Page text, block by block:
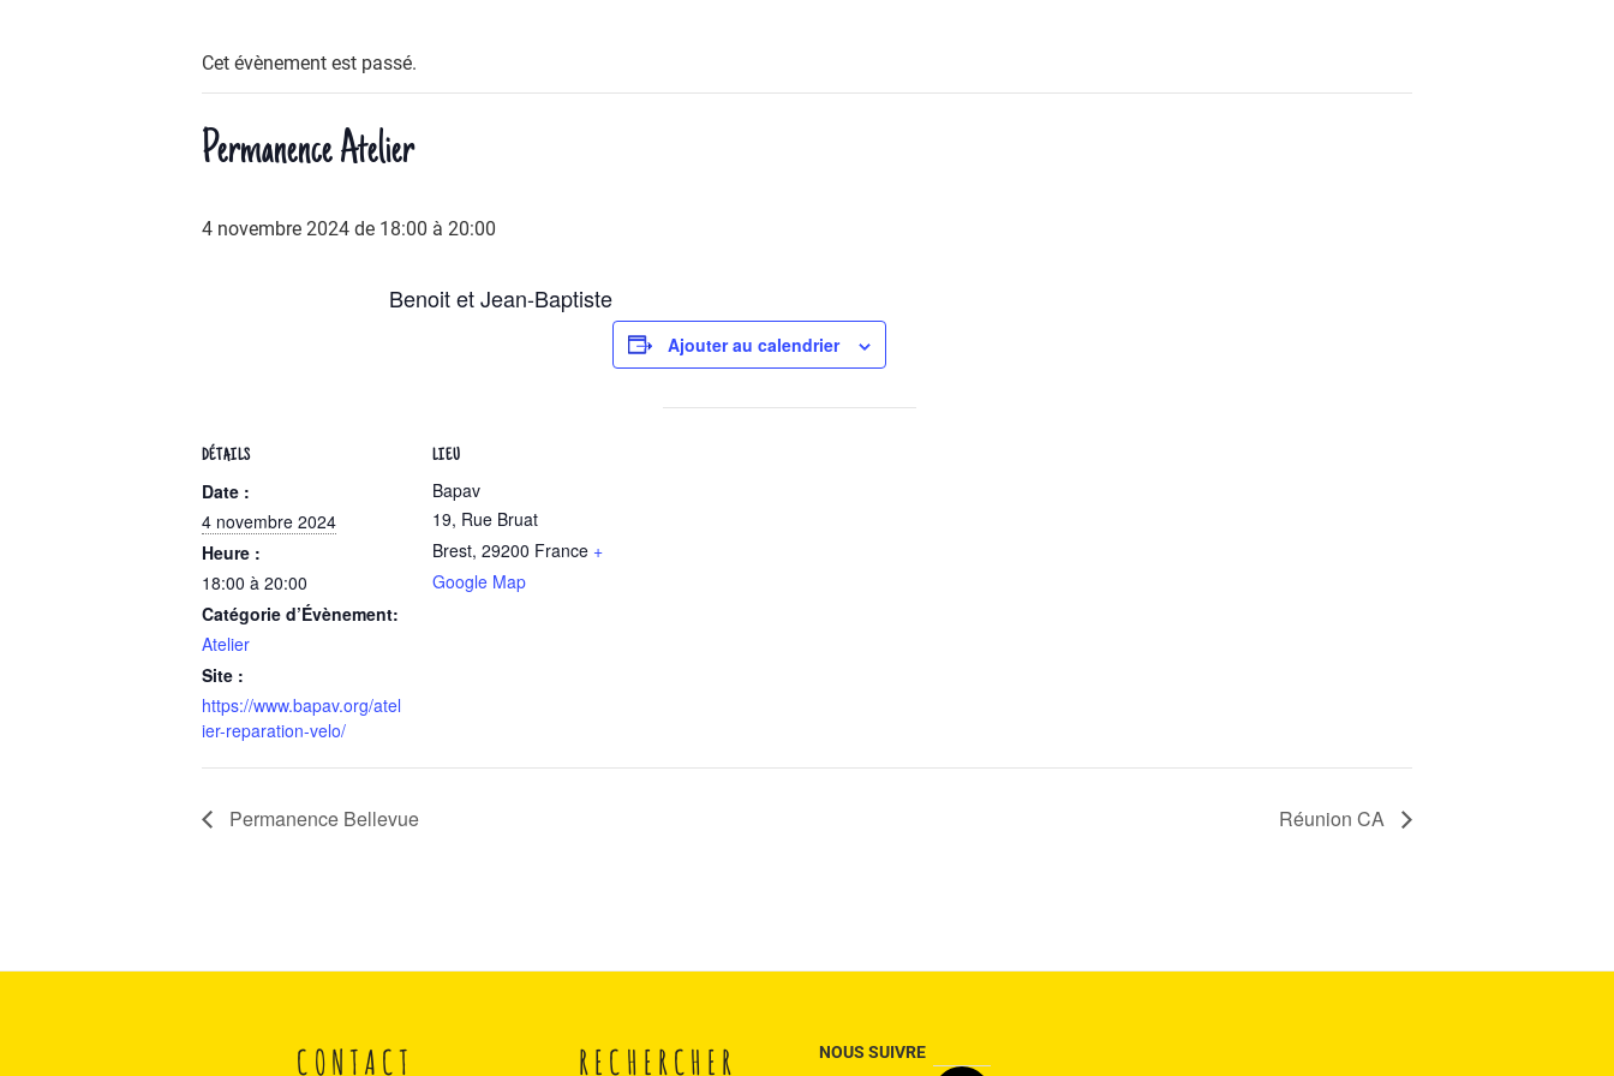
Cet évènement est passé.
Permanence Atelier
4 novembre 2024 de 18:00 à 20:00
Benoit et Jean-Baptiste
Ajouter au calendrier
DÉTAILS
Date :
4 novembre 2024
Heure :
18:00 à 20:00
Catégorie d’Évènement:
Atelier
Site :
https://www.bapav.org/atel
ier-reparation-velo/
LIEU
Bapav
19, Rue Bruat
Brest, 29200 France +
Google Map
Permanence Bellevue Réunion CA
CONTACT RECHERCHER NOUS SUIVRE